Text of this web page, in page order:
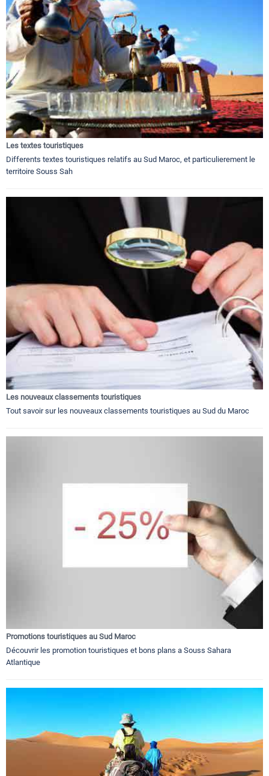
Les textes touristiques
Differents textes touristiques relatifs au Sud Maroc, et particulierement le
territoire Souss Sah
Les nouveaux classements touristiques
Tout savoir sur les nouveaux classements touristiques au Sud du Maroc
Promotions touristiques au Sud Maroc
Découvrir les promotion touristiques et bons plans a Souss Sahara
Atlantique